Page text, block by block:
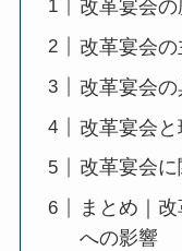
改革宴会
改革宴会の
改革宴会
改革宴会
改革宴会
まとめ｜
への影響